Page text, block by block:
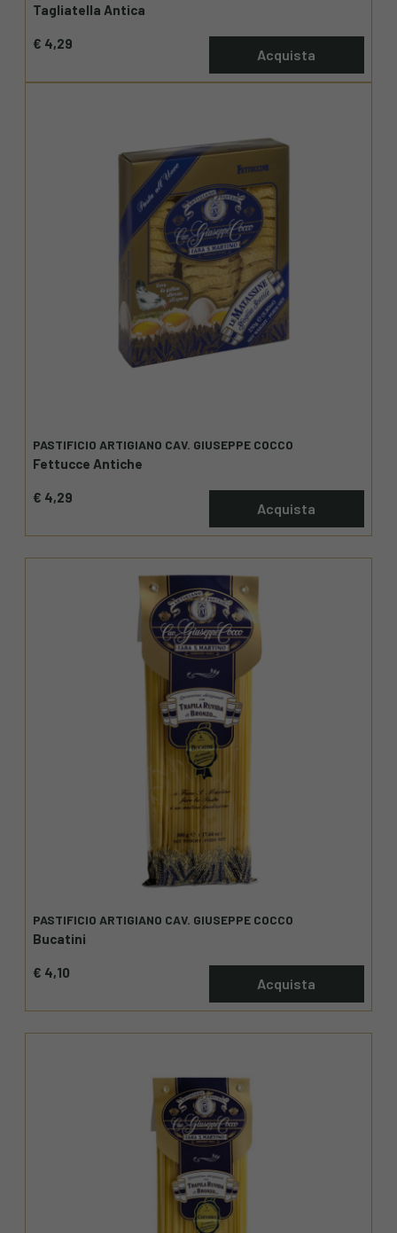
Tagliatella Antica
€ 4,29
Acquista
PASTIFICIO ARTIGIANO CAV. GIUSEPPE COCCO
Fettucce Antiche
€ 4,29
Acquista
PASTIFICIO ARTIGIANO CAV. GIUSEPPE COCCO
Bucatini
€ 4,10
Acquista